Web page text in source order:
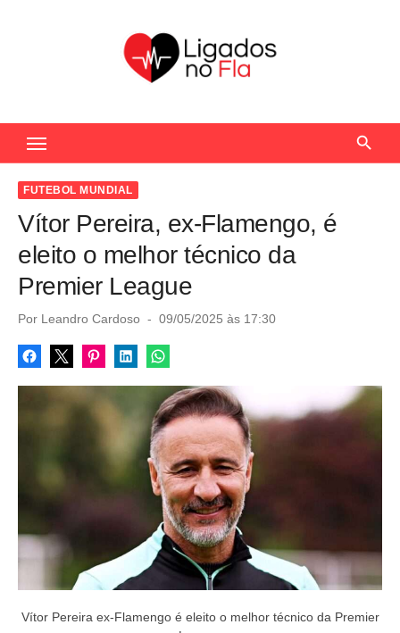
c
FUTEBOL MUNDIAL
Vítor Pereira, ex-Flamengo, é
eleito o melhor técnico da
Premier League
Por Leandro Cardoso
P
s
t
d
o
n
09/05/2025 às 17:30
Vítor Pereira ex-Flamengo é eleito o melhor técnico da Premier